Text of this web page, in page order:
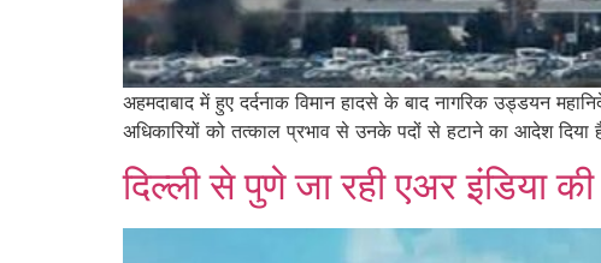
अहमदाबाद में हुए दर्दनाक विमान हादसे के बाद नागरिक उड्डयन
अधिकारियों को तत्काल प्रभाव से उनके पदों से हटाने का आदेश
दिल्ली से पुणे जा रही एअर इंडिया